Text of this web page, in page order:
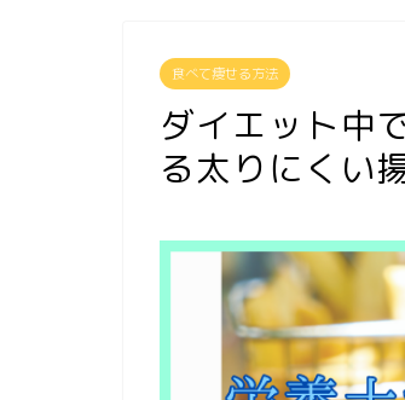
食べて痩せる方法
ダイエット中
る太りにくい